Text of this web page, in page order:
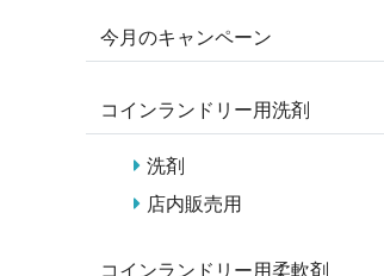
今月のキャンペーン
コインランドリー用洗剤
洗剤
店内販売用
コインランドリー用柔軟剤